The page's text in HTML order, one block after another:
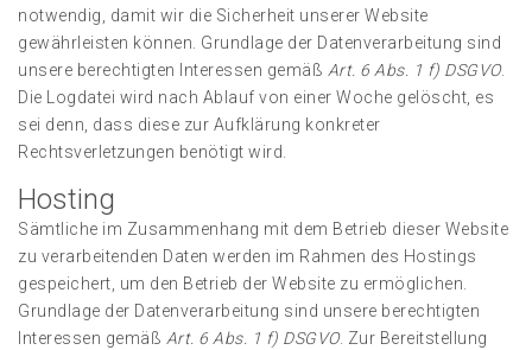
notwendig, damit wir die Sicherheit unserer Website
gewährleisten können. Grundlage der Datenverarbeitung sind
unsere berechtigten Interessen gemäß Art. 6 Abs. 1 f) DSGVO.
Die Logdatei wird nach Ablauf von einer Woche gelöscht, es
sei denn, dass diese zur Aufklärung konkreter
Rechtsverletzungen benötigt wird.
Hosting
Sämtliche im Zusammenhang mit dem Betrieb dieser Website
zu verarbeitenden Daten werden im Rahmen des Hostings
gespeichert, um den Betrieb der Website zu ermöglichen.
Grundlage der Datenverarbeitung sind unsere berechtigten
Interessen gemäß Art. 6 Abs. 1 f) DSGVO. Zur Bereitstellung